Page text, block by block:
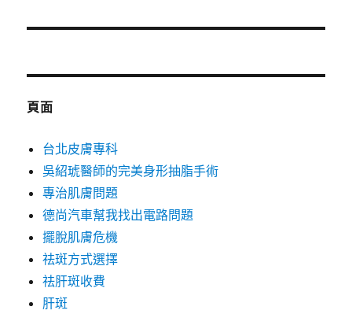
文
頁面
台北皮膚專科
吳紹琥醫師的完美身形抽脂手術
專治肌膚問題
德尚汽車幫我找出電路問題
擺脫肌膚危機
祛斑方式選擇
祛肝斑收費
肝斑